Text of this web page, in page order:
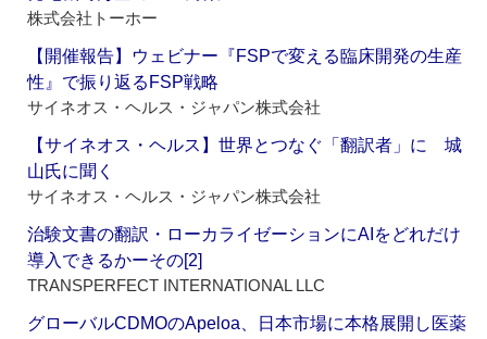
株式会社トーホー
【開催報告】ウェビナー『FSPで変える臨床開発の生産
性』で振り返るFSP戦略
サイネオス・ヘルス・ジャパン株式会社
【サイネオス・ヘルス】世界とつなぐ「翻訳者」に 城
山氏に聞く
サイネオス・ヘルス・ジャパン株式会社
治験文書の翻訳・ローカライゼーションにAIをどれだけ
導入できるかーその[2]
TRANSPERFECT INTERNATIONAL LLC
グローバルCDMOのApeloa、日本市場に本格展開し医薬